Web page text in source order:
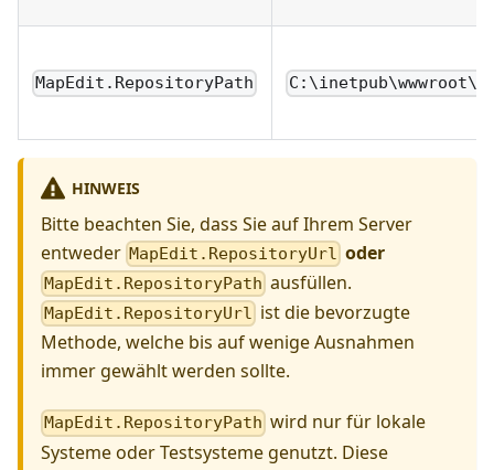
MapEdit.RepositoryPath
HINWEIS
Bitte beachten Sie, dass Sie auf Ihrem Server
entweder MapEdit.RepositoryUrl oder
MapEdit.RepositoryPath ausfüllen.
MapEdit.RepositoryUrl ist die bevorzugte
Methode, welche bis auf wenige Ausnahmen
immer gewählt werden sollte.
MapEdit.RepositoryPath wird nur für lokale
Systeme oder Testsysteme genutzt. Diese